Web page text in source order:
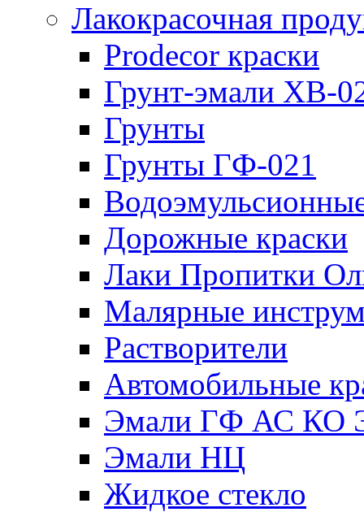
Лакокрасочная
Prodecor краски
Грунт-эмали ХВ-
Грунты
Грунты ГФ-021
Дорожные краски
Лаки Пропитки
Малярные
Растворители
Автомобильные
Эмали ГФ АС КО
Эмали НЦ
Жидкое стекло